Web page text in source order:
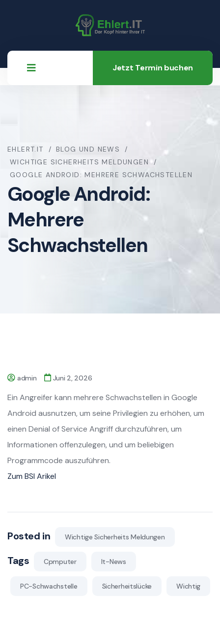
Jetzt Termin buchen
EHLERT.IT
BLOG UND NEWS
WICHTIGE SICHERHEITS MELDUNGEN
GOOGLE ANDROID: MEHRERE SCHWACHSTELLEN
Google Android:
Mehrere
Schwachstellen
admin Juni 2, 2026
Ein Angreifer kann mehrere Schwachstellen in Google
Android ausnutzen, um seine Privilegien zu erhöhen, um
einen Denial of Service Angriff durchzuführen, um
Informationen offenzulegen, und um beliebigen
Programmcode auszuführen.
Zum BSI Arikel
Posted in Wichtige Sicherheits Meldungen
Tags Cpmputer It-News
PC-Schwachstelle Sicherheitslücke Wichtig